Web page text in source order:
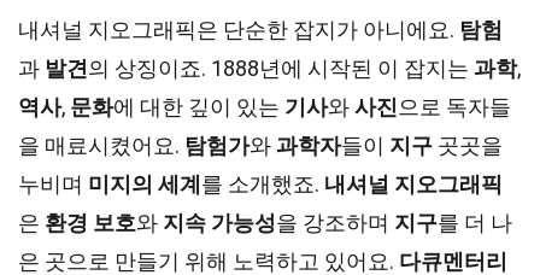
내셔널 지오그래픽은 단순한 잡지가 아니에요. 탐험
과 발견 의 상징이죠. 1888년에 시작된 이 잡지는 과학,
역사, 문화에 대한 깊이 있는 기사와사진 으로 독자들
을 매료시켰어요. 탐험가와 과학자들이 지구 곳곳을
누비며 미지의 세계 를 소개했죠. 내셔널 지오그래픽
은 환경 보호와 지속 가능성을 강조하며 지구를 더 나
은 곳으로 만들기 위해 노력하고 있어요. 다큐멘터리